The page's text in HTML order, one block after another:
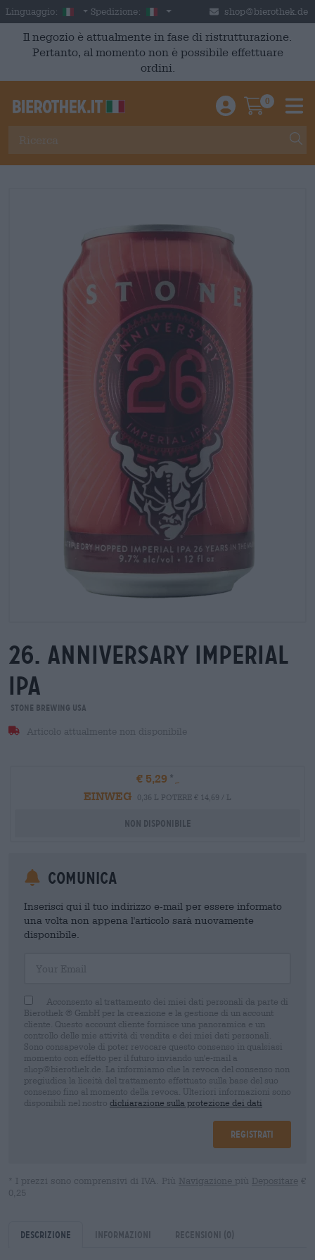
Skip to main content
Linguaggio: Italian
Spedizione: Italia shop@bierothek.de
Il negozio è attualmente in fase di ristrutturazione.
Pertanto, al momento non è possibile effettuare
ordini.
Einloggen /
0
26. anniversary imperial
ipa
Stone Brewing USA
Articolo attualmente non disponibile
€ 5,29
EINWEG
0,36 L POTERE € 14,69 / L
Non disponibile
Comunica
Inserisci qui il tuo indirizzo e-mail per essere informato
una volta non appena l'articolo sarà nuovamente
disponibile.
Acconsento al trattamento dei miei dati personali da parte di
Bierothek ® GmbH per la creazione e la gestione di un account
cliente. Questo account cliente fornisce una panoramica e un
controllo delle mie attività di vendita e dei miei dati personali.
Sono consapevole di poter revocare questo consenso in qualsiasi
momento con effetto per il futuro inviando un'e-mail a
shop@bierothek.de. La informiamo che la revoca del consenso non
pregiudica la liceità del trattamento effettuato sulla base del suo
consenso fino al momento della revoca. Ulteriori informazioni sono
disponibili nel nostro dichiarazione sulla protezione dei dati
Registrati
* I prezzi sono comprensivi di IVA. Più Navigazione più Depositare €
0,25
Descrizione Informazioni Recensioni (0)